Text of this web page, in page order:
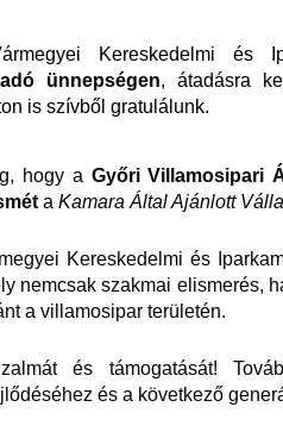
Kereskedelmi és
ünnepségen, átadásra
is szívből gratulálunk.
hogy a Győri Villamosipari
a Kamara Által Ajánlott
Kereskedelmi és
nemcsak szakmai elismerés,
a villamosipar területén.
és támogatását!
és a következő